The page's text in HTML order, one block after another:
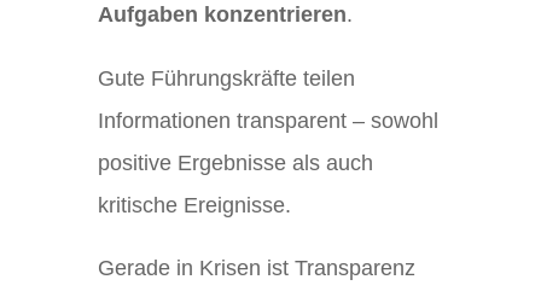
Aufgaben konzentrieren.
Gute Führungskräfte teilen
Informationen transparent – sowohl
positive Ergebnisse als auch
kritische Ereignisse.
Gerade in Krisen ist Transparenz